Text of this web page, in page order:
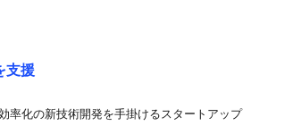
支援
率化の新技術開発を手掛けるスタートアップ